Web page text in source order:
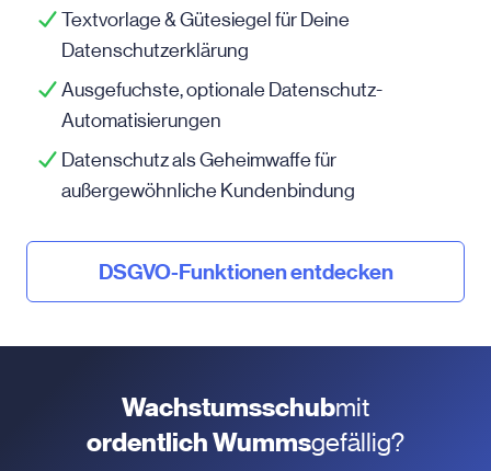
Textvorlage & Gütesiegel für Deine
Datenschutzerklärung
Ausgefuchste, optionale Datenschutz-
Automatisierungen
Datenschutz als Geheimwaffe für
außergewöhnliche Kundenbindung
DSGVO-Funktionen entdecken
Wachstumsschubmit
ordentlich Wummsgefällig?
KlickTipp